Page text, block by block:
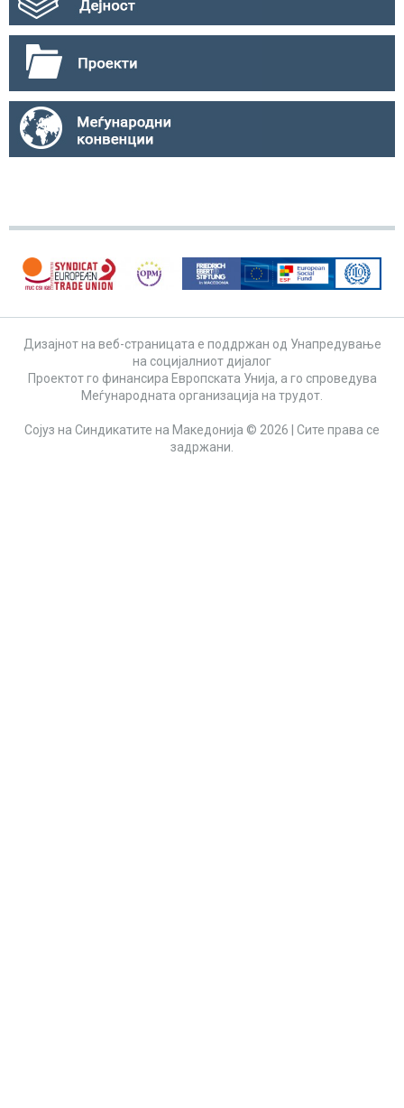
Дизајнот на веб-страницата е поддржан од Унапредување
на социјалниот дијалог
Проектот го финансира Европската Унија, а го спроведува
Меѓународната организација на трудот.
Сојуз на Синдикатите на Македонија © 2026 | Сите права се
задржани.